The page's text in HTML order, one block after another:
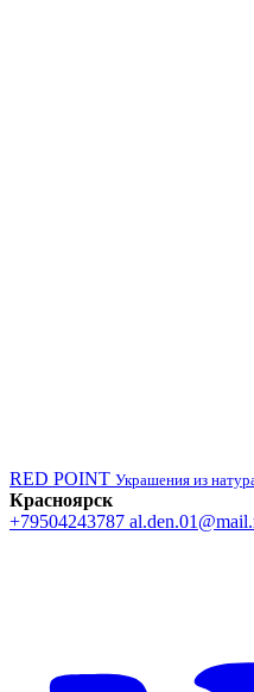
RED POINT Украшения из
Красноярск
+79504243787